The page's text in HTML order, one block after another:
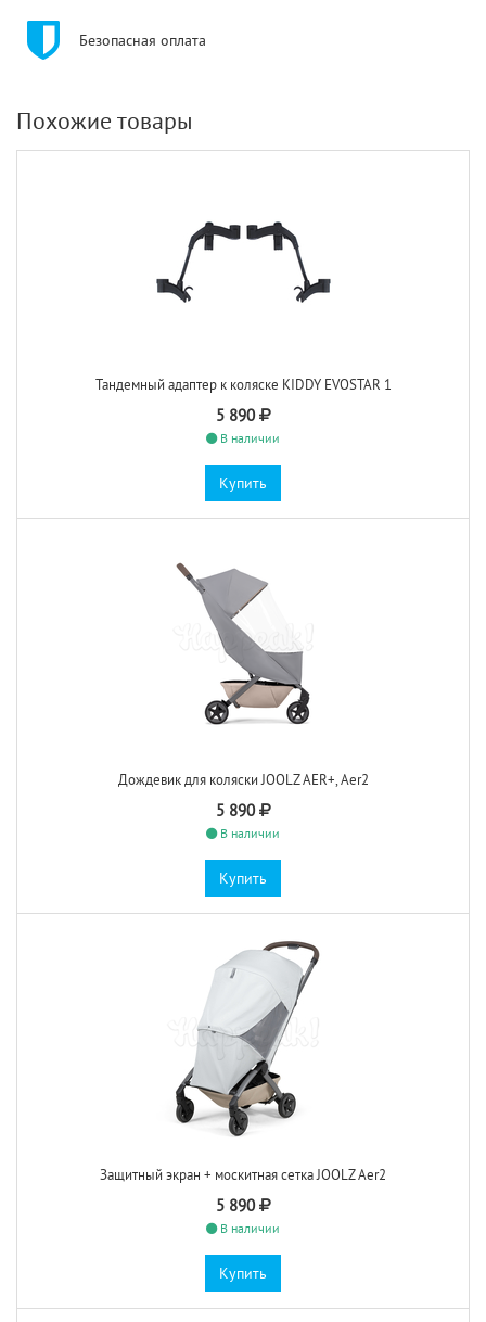
Безопасная оплата
Похожие товары
Тандемный адаптер к коляске KIDDY EVOSTAR 1
5 890
В наличии
Купить
Дождевик для коляски JOOLZ AER+, Aer2
5 890
В наличии
Купить
Защитный экран + москитная сетка JOOLZ Aer2
5 890
В наличии
Купить